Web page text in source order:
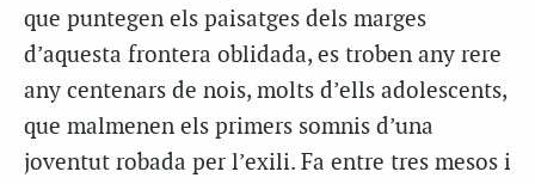
que puntegen els paisatges dels marges
d’aquesta frontera oblidada, es troben any rere
any centenars de nois, molts d’ells adolescents,
que malmenen els primers somnis d’una
joventut robada per l’exili. Fa entre tres mesos i